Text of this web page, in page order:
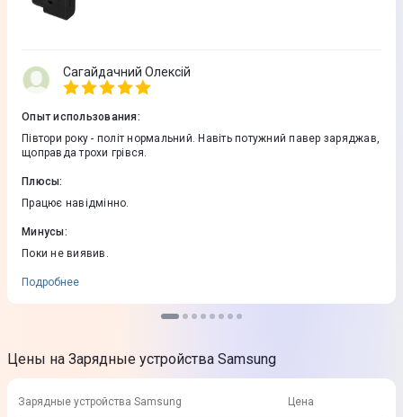
Сагайдачний Олексій
Опыт использования:
Півтори року - політ нормальний. Навіть потужний павер заряджав,
щоправда трохи грівся.
Плюсы:
Працює навідмінно.
Минусы:
Поки не виявив.
Подробнее
Цены на Зарядные устройства Samsung
Зарядные устройства Samsung Цена